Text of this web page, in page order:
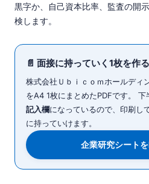
黒字か、自己資本比率、監査の開
検します。
📄 面接に持っていく1枚を作る
株式会社Ｕｂｉｃｏｍホールディ
をA4 1枚にまとめたPDFです。 下
記入欄になっているので、印刷し
に持っていけます。
企業研究シート